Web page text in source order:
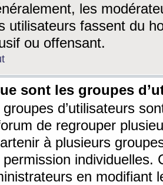
les
utilisateurs fassent du
ou offensant.
sont les groupes
groupes d’utilisateurs
de regrouper
à plusieurs
permission individuelles.
en modifiant